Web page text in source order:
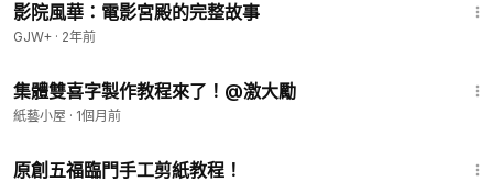
影院風華：電影宮殿的完整故事
GJW+ · 2年前
集體雙喜字製作教程來了！@激大勵
紙藝小屋 · 1個月前
原創五福臨門手工剪紙教程！